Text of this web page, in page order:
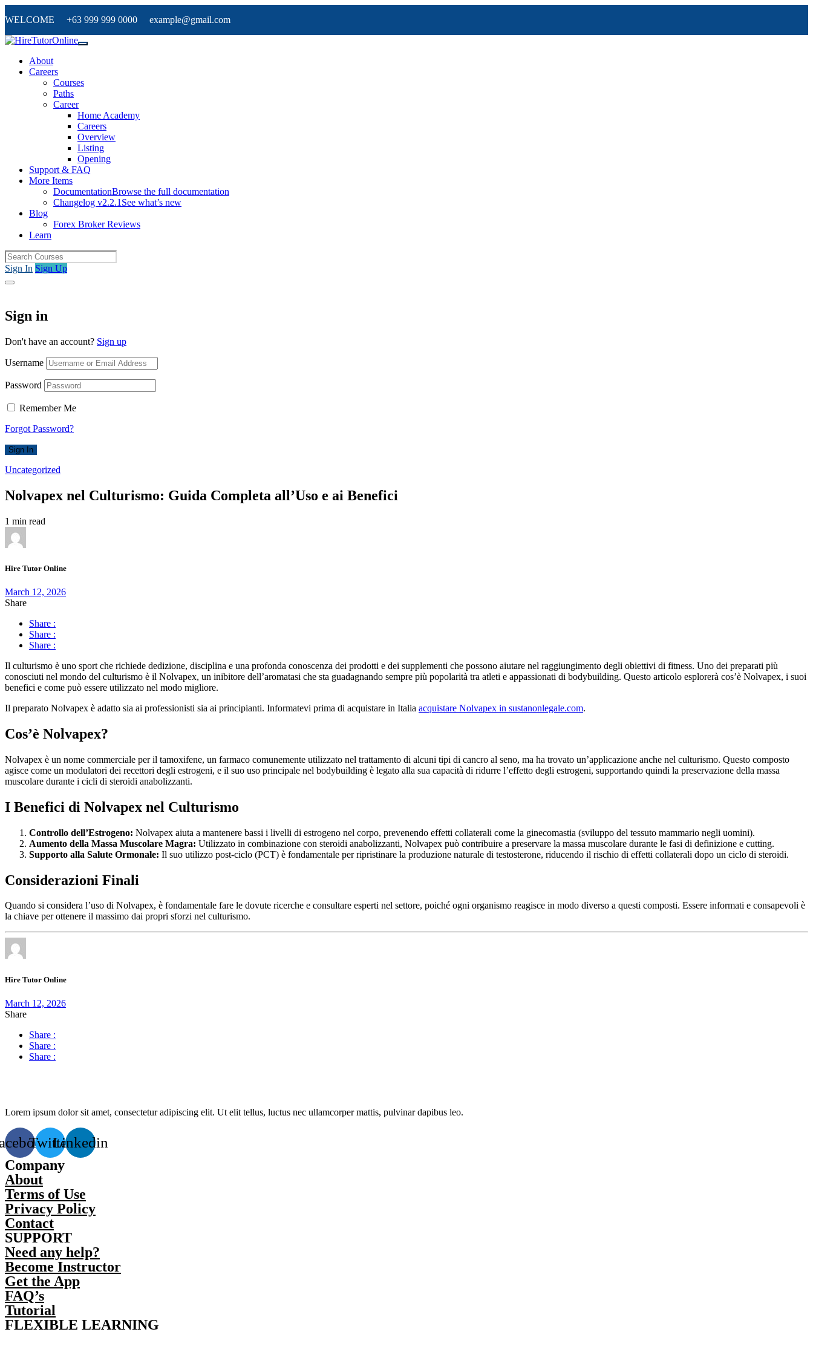
WELCOME +63 999 999 0000 example@gmail.com
About
Careers
Courses
Paths
Career
Home Academy
Careers
Overview
Listing
Opening
Support & FAQ
More Items
DocumentationBrowse the full documentation
Changelog v2.2.1 See what’s new
Blog
Forex Broker Reviews
Learn
Sign In Sign Up
Sign in
Don't have an account? Sign up
Username
Password
Remember Me
Forgot Password?
Sign In
Uncategorized
Nolvapex nel Culturismo: Guida Completa all’Uso e ai Benefici
1 min read
Hire Tutor Online
March 12, 2026
Share
Share :
Share :
Share :
Il culturismo è uno sport che richiede dedizione, disciplina e una profonda conoscenza dei prodotti e dei supplementi che possono aiutare nel raggiungimento degli obiettivi di fitness. Uno dei preparati più
conosciuti nel mondo del culturismo è il Nolvapex, un inibitore dell’aromatasi che sta guadagnando sempre più popolarità tra atleti e appassionati di bodybuilding. Questo articolo esplorerà cos’è Nolvapex, i suoi
benefici e come può essere utilizzato nel modo migliore.
Il preparato Nolvapex è adatto sia ai professionisti sia ai principianti. Informatevi prima di acquistare in Italia acquistare Nolvapex in sustanonlegale.com.
Cos’è Nolvapex?
Nolvapex è un nome commerciale per il tamoxifene, un farmaco comunemente utilizzato nel trattamento di alcuni tipi di cancro al seno, ma ha trovato un’applicazione anche nel culturismo. Questo composto
agisce come un modulatori dei recettori degli estrogeni, e il suo uso principale nel bodybuilding è legato alla sua capacità di ridurre l’effetto degli estrogeni, supportando quindi la preservazione della massa
muscolare durante i cicli di steroidi anabolizzanti.
I Benefici di Nolvapex nel Culturismo
Controllo dell’Estrogeno: Nolvapex aiuta a mantenere bassi i livelli di estrogeno nel corpo, prevenendo effetti collaterali come la ginecomastia (sviluppo del tessuto mammario negli uomini).
Aumento della Massa Muscolare Magra: Utilizzato in combinazione con steroidi anabolizzanti, Nolvapex può contribuire a preservare la massa muscolare durante le fasi di definizione e cutting.
Supporto alla Salute Ormonale: Il suo utilizzo post-ciclo (PCT) è fondamentale per ripristinare la produzione naturale di testosterone, riducendo il rischio di effetti collaterali dopo un ciclo di steroidi.
Considerazioni Finali
Quando si considera l’uso di Nolvapex, è fondamentale fare le dovute ricerche e consultare esperti nel settore, poiché ogni organismo reagisce in modo diverso a questi composti. Essere informati e consapevoli è
la chiave per ottenere il massimo dai propri sforzi nel culturismo.
Hire Tutor Online
March 12, 2026
Share
Share :
Share :
Share :
Lorem ipsum dolor sit amet, consectetur adipiscing elit. Ut elit tellus, luctus nec ullamcorper mattis, pulvinar dapibus leo.
TwitterLinkedin
Company
About
Terms of Use
Privacy Policy
Contact
SUPPORT
Need any help?
Become Instructor
Get the App
FAQ’s
Tutorial
FLEXIBLE LEARNING